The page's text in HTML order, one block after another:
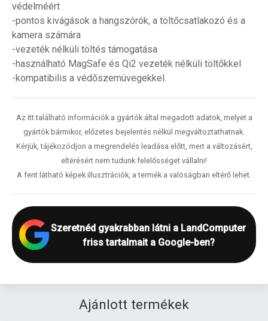
védelméért
-pontos kivágások a hangszórók, a töltőcsatlakozó és a
kamera számára
-vezeték nélküli töltés támogatása
-használható MagSafe és Qi2 vezeték nélküli töltőkkel
-kompatibilis a védőszemüvegekkel.
Az itt található információk a gyártók által megadott adatok, melyet a
gyártók bármikor, előzetes bejelentés nélkül megváltoztathatnak.
Kérjük, tájékozódjon a megrendelés leadása előtt, mert a változásért,
eltérésért nem tudunk felelősséget vállalni!
A fent látható képek illusztrációk, a termék a valóságban eltérő lehet.
Szeretnéd gyakrabban látni a LandComputer
friss tartalmait a Google-ben?
Ajánlott termékek